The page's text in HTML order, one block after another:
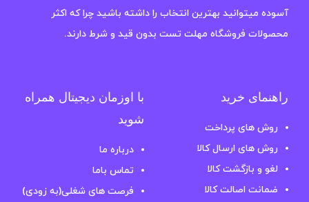
آسوده میتوانید بهترین انتخاب را داشته باشید چرا که اکثر
محصولات فروشگاه مهلت تست بدون قید و شرط دارند.
راهنمای خرید
روش های پرداخت
روش های ارسال کالا
لغو و بازگشت کالا
ضمانت اصالت کالا
با اوزمان دیجیتال همراه
شوید
درباره ما
تماس باما
فرصت های شغلی(به زودی)